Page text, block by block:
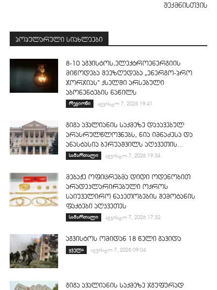
შექმნისთვის
პოპულარული სიახლეები
8-10 აგვისტოს,ელექტროენერგიის
მიწოდება შეეზღუდება „ენერგო-პრო
ჯორჯიას“ ქსელში არსებული
აბონენტების ნაწილს
რეგიონი აგვისტო 7, 2026 19:41
გიგა ავალიანის საქმეზე დაკავებულ
არასრულწლოვნებს, ნია იმნაძესა და
ანასტასია ბერუაშვილს აღკვეთის...
სამართალი აგვისტო 7, 2026 19:34
მებაჟე ოფიცრებმა დიდი ოდენობით
არადეკლარირებული ოქროს
საიუველირო ნაკეთობების შემოტანის
ფაქტები აღკვეთეს
სამართალი აგვისტო 7, 2026 17:32
აგვისტოს ომიდან 18 წელი გავიდა
ყველა აგვისტო 7, 2026 09:04
გიგა ავალიანის საქმეზე ჯგუფურად